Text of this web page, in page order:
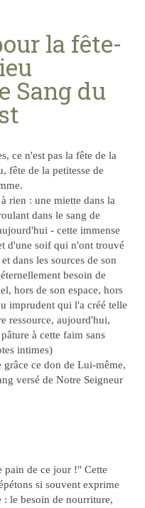
la fête-
Sang du
ce n'est pas la fête de la
fête de la petitesse de
rien : une miette dans la
dans le sang de
- cette immense
d'une soif qui n'ont trouvé
dans les sources de son
besoin de
hors de son espace, hors
imprudent qui l'a créé telle
ressource, aujourd'hui,
à cette faim sans
intimes)
ce don de Lui-même,
versé de Notre Seigneur
de ce jour !" Cette
si souvent exprime
le besoin de nourriture,